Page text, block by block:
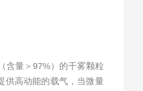
含量＞97%）的干雾颗粒
供高动能的载气，当微量